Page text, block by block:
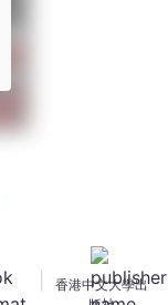
香港中文大學出